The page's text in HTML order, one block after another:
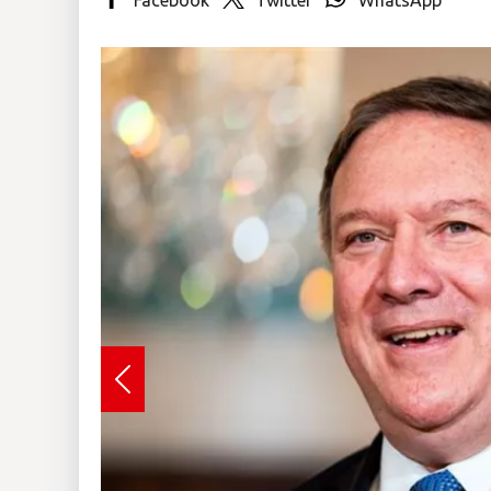
Multimedia
Previous